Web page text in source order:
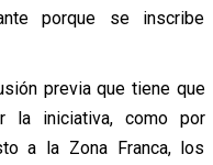
porque se inscribe
previa que tiene que
la iniciativa, como por
a la Zona Franca, los